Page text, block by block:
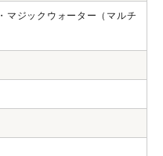
ジックウォーター（マルチ